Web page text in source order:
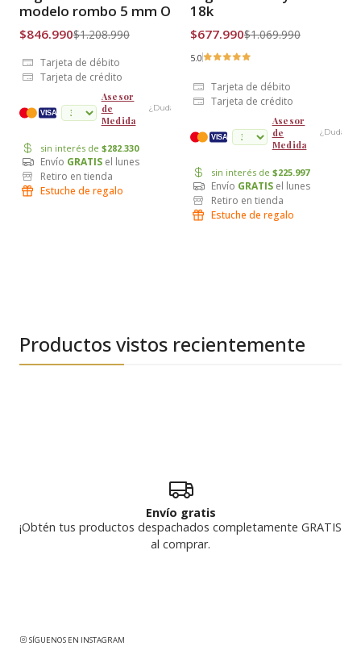
Envío Gratis
modelo rombo 5 mm Oro 18k
$846.990$1.208.990
Tarjeta de débito
Tarjeta de crédito
VISA
Asesor
de
Medida
¿Dudas?
sin interés de $282.330
Envío GRATIS el lunes
Retiro en tienda
Estuche de regalo
Envío Gratis
18k
$677.990$1.069.990
5.0
Tarjeta de débito
Tarjeta de crédito
VISA
Asesor
de
Medida
¿Dudas?
sin interés de $225.997
Envío GRATIS el lunes
Retiro en tienda
Estuche de regalo
Productos vistos recientemente
Envío gratis
¡Obtén tus productos despachados completamente GRATIS
al comprar.
SÍGUENOS EN INSTAGRAM